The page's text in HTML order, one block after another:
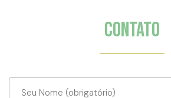
Contato